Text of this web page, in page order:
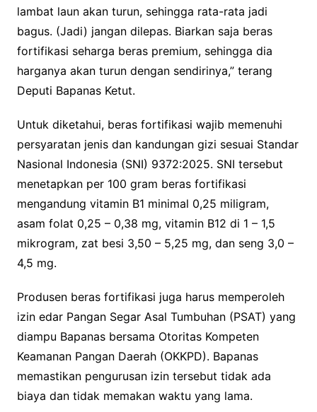
lambat laun akan turun, sehingga rata-rata jadi
bagus. (Jadi) jangan dilepas. Biarkan saja beras
fortifikasi seharga beras premium, sehingga dia
harganya akan turun dengan sendirinya,” terang
Deputi Bapanas Ketut.
Untuk diketahui, beras fortifikasi wajib memenuhi
persyaratan jenis dan kandungan gizi sesuai Standar
Nasional Indonesia (SNI) 9372:2025. SNI tersebut
menetapkan per 100 gram beras fortifikasi
mengandung vitamin B1 minimal 0,25 miligram,
asam folat 0,25 – 0,38 mg, vitamin B12 di 1 – 1,5
mikrogram, zat besi 3,50 – 5,25 mg, dan seng 3,0 –
4,5 mg.
Produsen beras fortifikasi juga harus memperoleh
izin edar Pangan Segar Asal Tumbuhan (PSAT) yang
diampu Bapanas bersama Otoritas Kompeten
Keamanan Pangan Daerah (OKKPD). Bapanas
memastikan pengurusan izin tersebut tidak ada
biaya dan tidak memakan waktu yang lama.